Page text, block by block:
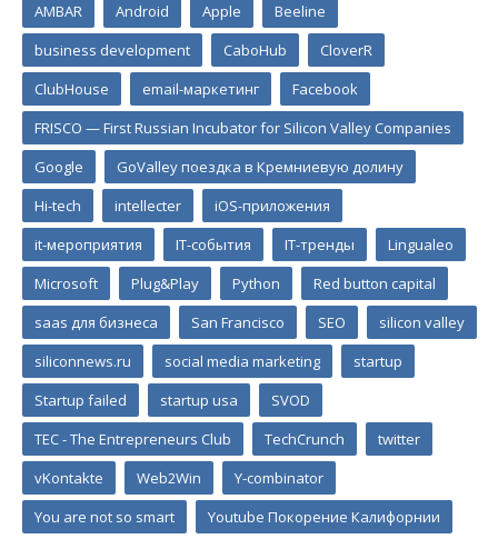
AMBAR Android Apple
Beeline
business development
CaboHub
CloverR
ClubHouse
email-маркетинг
Facebook
FRISCO — First Russian Incubator for Silicon Valley Companies
Google
GoValley поездка в Кремниевую долину
Hi-tech
intellecter
iOS-приложения
it-мероприятия
IT-события IT-тренды
Lingualeo
Microsoft
Plug&Play Python
Red button capital
saas для бизнеса
San Francisco SEO
silicon valley
siliconnews.ru
social media marketing
startup
Startup failed
startup usa
SVOD
TEC - The Entrepreneurs Club
TechCrunch
twitter
vKontakte
Web2Win
Y-combinator
You are not so smart
Youtube Покорение Калифорнии